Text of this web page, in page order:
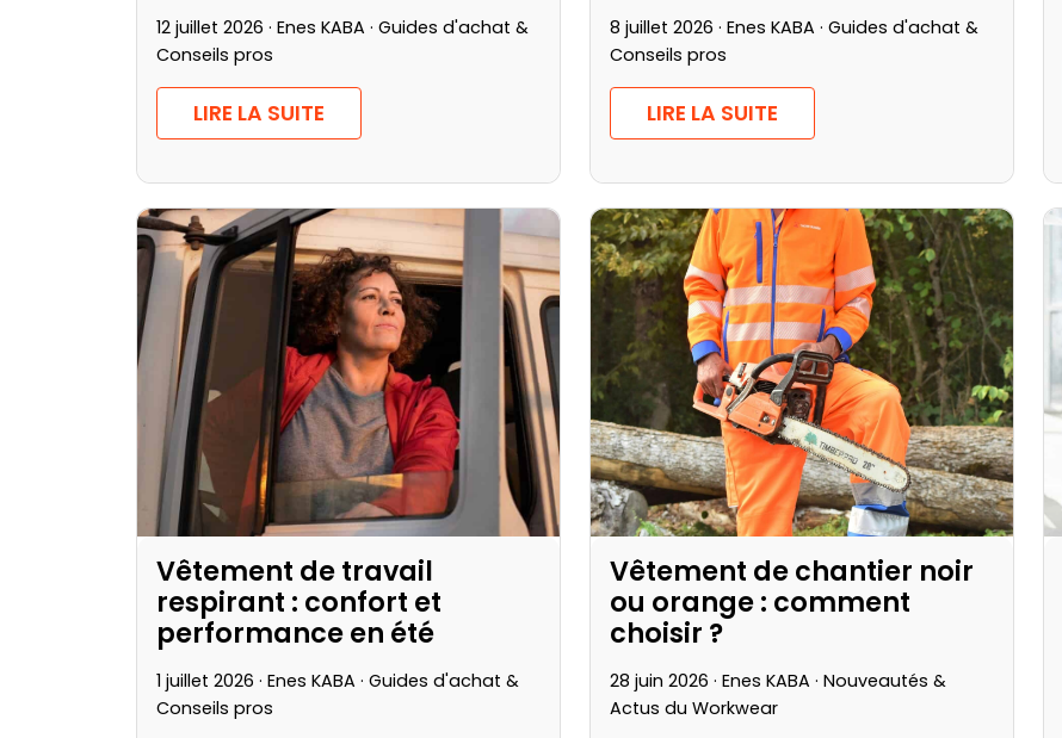
12 juillet 2026 · Enes KABA · Guides d'achat &
Conseils pros
LIRE LA SUITE
8 juillet 2026 · Enes KABA · Guides d'achat &
Conseils pros
LIRE LA SUITE
Vêtement de travail
respirant : confort et
performance en été
1 juillet 2026 · Enes KABA · Guides d'achat &
Conseils pros
Vêtement de chantier noir
ou orange : comment
choisir ?
28 juin 2026 · Enes KABA · Nouveautés &
Actus du Workwear